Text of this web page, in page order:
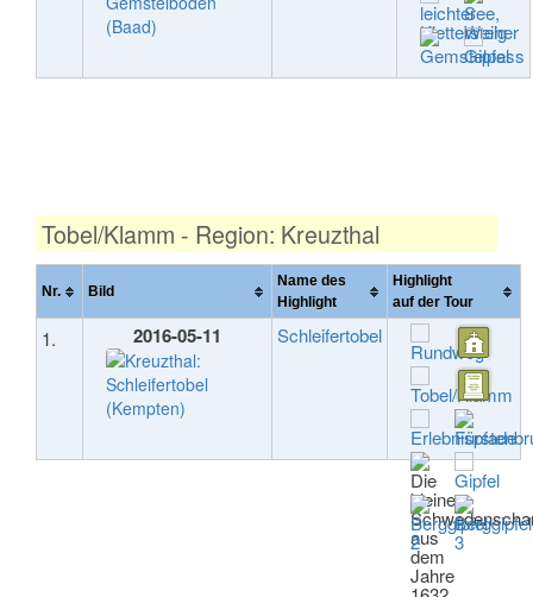
Tobel/Klamm - Region: Kreuzthal
Nr. Bild
Name des
Highlight
Highlight
auf der Tour
1. 2016-05-11 Schleifertobel